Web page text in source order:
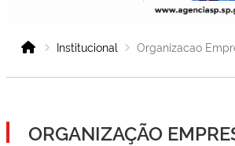
Institucional Organizacao
ORGANIZAÇÃO